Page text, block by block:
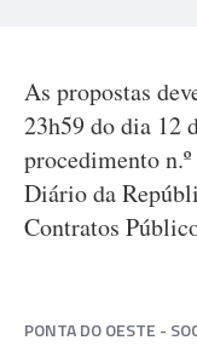
As propostas
23h59 do dia 12
procedimento
Diário da
Contratos
PONTA DO OESTE -